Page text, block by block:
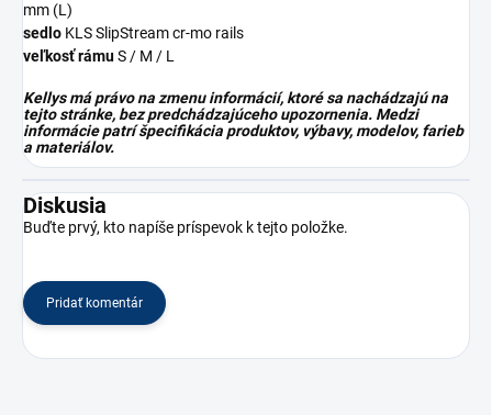
mm (L)
sedlo KLS SlipStream cr-mo rails
veľkosť rámuS / M / L
Kellys má právo na zmenu informácií, ktoré sa nachádzajú na
tejto stránke, bez predchádzajúceho upozornenia. Medzi
informácie patrí špecifikácia produktov, výbavy, modelov, farieb
a materiálov.
Diskusia
Buďte prvý, kto napíše príspevok k tejto položke.
Pridať komentár